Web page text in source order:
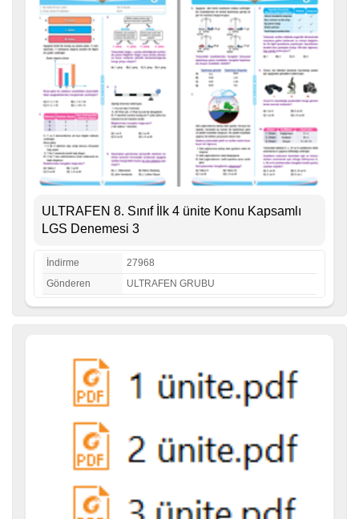
ULTRAFEN 8. Sınıf İlk 4 ünite Konu Kapsamlı
LGS Denemesi 3
İndirme
27968
Gönderen
ULTRAFEN GRUBU